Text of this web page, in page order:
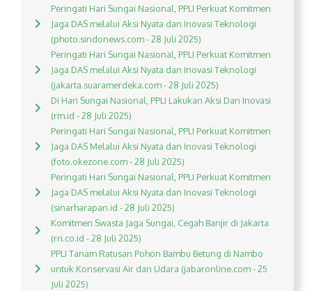
Peringati Hari Sungai Nasional, PPLI Perkuat Komitmen
Jaga DAS melalui Aksi Nyata dan Inovasi Teknologi
(photo.sindonews.com - 28 Juli 2025)
Peringati Hari Sungai Nasional, PPLI Perkuat Komitmen
Jaga DAS melalui Aksi Nyata dan Inovasi Teknologi
(jakarta.suaramerdeka.com - 28 Juli 2025)
Di Hari Sungai Nasional, PPLI Lakukan Aksi Dan Inovasi
(rm.id - 28 Juli 2025)
Peringati Hari Sungai Nasional, PPLI Perkuat Komitmen
Jaga DAS Melalui Aksi Nyata dan Inovasi Teknologi
(foto.okezone.com - 28 Juli 2025)
Peringati Hari Sungai Nasional, PPLI Perkuat Komitmen
Jaga DAS melalui Aksi Nyata dan Inovasi Teknologi
(sinarharapan.id - 28 Juli 2025)
Komitmen Swasta Jaga Sungai, Cegah Banjir di Jakarta
(rri.co.id - 28 Juli 2025)
PPLI Tanam Ratusan Pohon Bambu Betung di Nambo
untuk Konservasi Air dan Udara (jabaronline.com - 25
Juli 2025)